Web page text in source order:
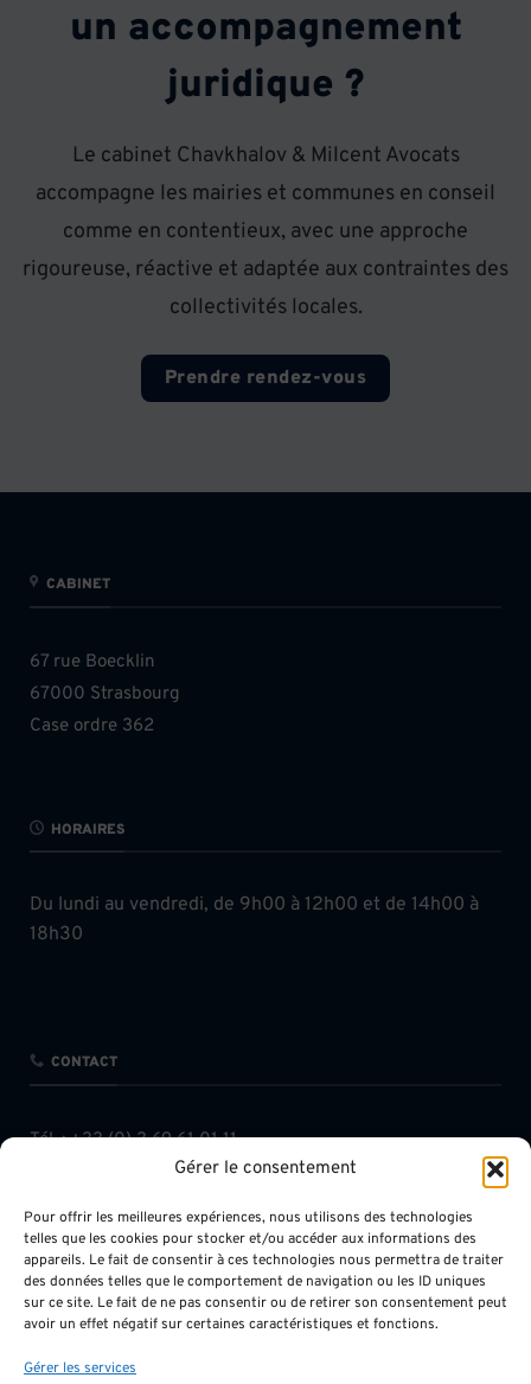
Gérer le consentement
Pour offrir les meilleures expériences, nous utilisons des technologies
telles que les cookies pour stocker et/ou accéder aux informations des
appareils. Le fait de consentir à ces technologies nous permettra de traiter
des données telles que le comportement de navigation ou les ID uniques
sur ce site. Le fait de ne pas consentir ou de retirer son consentement peut
avoir un effet négatif sur certaines caractéristiques et fonctions.
Gérer les services
un accompagnement
juridique ?
Le cabinet Chavkhalov & Milcent Avocats
accompagne les mairies et communes en conseil
comme en contentieux, avec une approche
rigoureuse, réactive et adaptée aux contraintes des
collectivités locales.
Prendre rendez-vous
CABINET
67 rue Boecklin
67000 Strasbourg
Case ordre 362
HORAIRES
Du lundi au vendredi, de 9h00 à 12h00 et de 14h00 à
18h30
CONTACT
Tél. :+33 (0) 3 69 61 01 11
Fax : +33 (0) 3 68 38 10 06